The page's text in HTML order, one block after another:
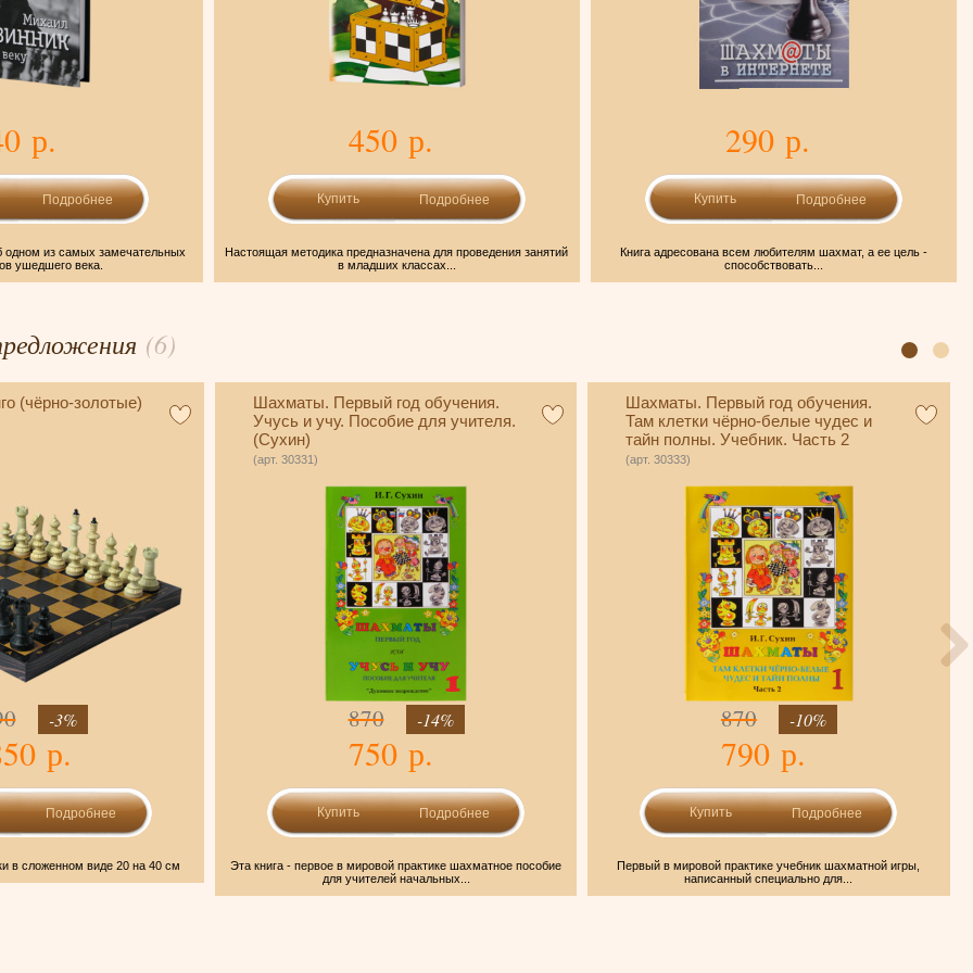
р.
Подробнее
одном из самых замечательных
ушедшего века.
450 р.
Подробнее
Настоящая методика предназначена для проведения занятий
в младших классах...
290 р.
Подробнее
Книга адресована всем любителям шахмат, а ее цель -
способствовать...
(6)
(чёрно-золотые)
-3%
р.
Подробнее
в сложенном виде 20 на 40 см
Шахматы. Первый год обучения.
Учусь и учу. Пособие для учителя.
(Сухин)
(арт. 30331)
870 -14%
750 р.
Подробнее
Эта книга - первое в мировой практике шахматное пособие
для учителей начальных...
Шахматы. Первый год обучения.
Там клетки чёрно-белые чудес и
тайн полны. Учебник. Часть 2
(Сухин)
(арт. 30333)
870 -10%
790 р.
Подробнее
Первый в мировой практике учебник шахматной игры,
написанный специально для...